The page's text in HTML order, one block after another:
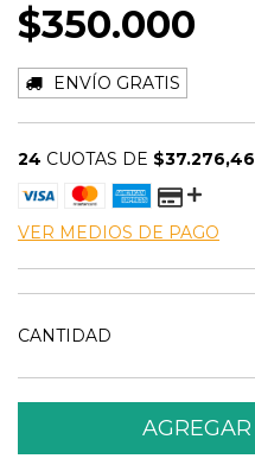
$350.000
ENVÍO GRATIS
24 CUOTAS DE $37.276,46
VER MEDIOS DE PAGO
CANTIDAD